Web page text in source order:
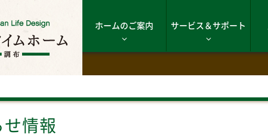
ホームのご案内 サービス＆サポート
情報